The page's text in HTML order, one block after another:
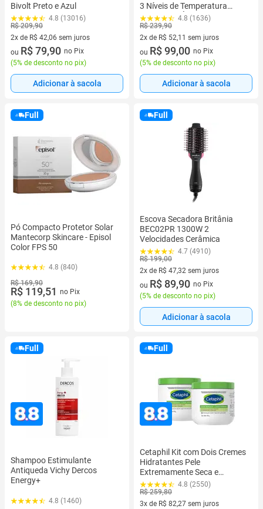
Bivolt Preto e Azul
4.8 (13016)
R$ 209,90
2x de R$ 42,06 sem juros
2 vez de R$ 42,06 sem juros
ou R$ 79,90 no Pix
(5% de desconto no pix)
Adicionar à sacola
3 Níveis de Temperatura
Tourmaline Íon4.8 (1636)
R$ 239,90
2x de R$ 52,11 sem juros
2 vez de R$ 52,11 sem juros
ou R$ 99,00 no Pix
(5% de desconto no pix)
Adicionar à sacola
Full
Pó Compacto Protetor Solar
Mantecorp Skincare - Episol
Color FPS 50
4.8 (840)
R$ 169,90
R$ 119,51 no Pix
(8% de desconto no pix)
Full
Escova Secadora Britânia
BEC02PR 1300W 2
Velocidades Cerâmica
4.7 (4910)
R$ 199,00
2x de R$ 47,32 sem juros
2 vez de R$ 47,32 sem juros
ou R$ 89,90 no Pix
(5% de desconto no pix)
Adicionar à sacola
Full
Shampoo Estimulante
Antiqueda Vichy Dercos
Energy+
4.8 (1460)
Full
Cetaphil Kit com Dois Cremes
Hidratantes Pele
Extremamente Seca e
Sensível
4.8 (2550)
R$ 259,80
3x de R$ 82,27 sem juros